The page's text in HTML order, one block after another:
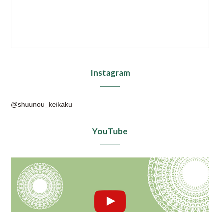
Instagram
@shuunou_keikaku
YouTube